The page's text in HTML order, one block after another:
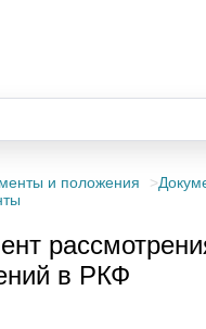
и положения
в РКФ